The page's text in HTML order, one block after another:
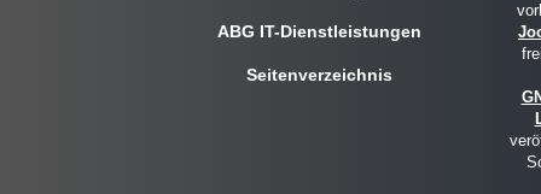
ABG IT-Dienstleistungen
Seitenverzeichnis